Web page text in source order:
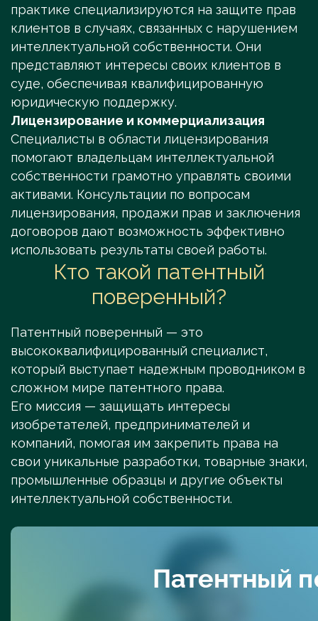
практике специализируются на защите прав
клиентов в случаях, связанных с нарушением
интеллектуальной собственности. Они
представляют интересы своих клиентов в
суде, обеспечивая квалифицированную
юридическую поддержку.
Лицензирование и коммерциализация
Специалисты в области лицензирования
помогают владельцам интеллектуальной
собственности грамотно управлять своими
активами. Консультации по вопросам
лицензирования, продажи прав и заключения
договоров дают возможность эффективно
использовать результаты своей работы.
Кто такой патентный
поверенный?
Патентный поверенный — это
высококвалифицированный специалист,
который выступает надежным проводником в
сложном мире патентного права.
Его миссия — защищать интересы
изобретателей, предпринимателей и
компаний, помогая им закрепить права на
свои уникальные разработки, товарные знаки,
промышленные образцы и другие объекты
интеллектуальной собственности.